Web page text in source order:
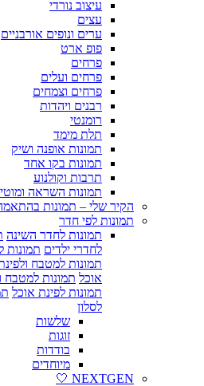
עיצוב נורדי
עצים
ערים ונופים אורבניים
פופ ארט
פרחים
פרחים ועלים
פרחים וצמחים
רבנים ויהדות
רומנטי
תלת מימד
תמונות אופנה ושיק
תמונות בקו אחד
תרבות וקולנוע
תמונות השראה
הקיר שלי – תמונות
תמונות לפי חדר
תמונות לחדר השינה
לחדרי ילדים תמונות
תמונות למטבח
אוכל תמונות למטבח
תמונות לפינת אוכל
לסלון
שלשות
זוגות
בודדות
מיוחדים
NEXTGEN 🤍